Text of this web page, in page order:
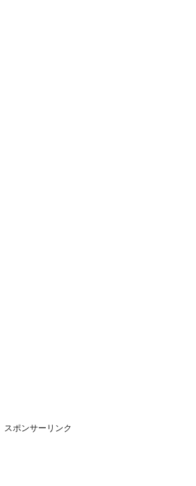
スポンサーリンク